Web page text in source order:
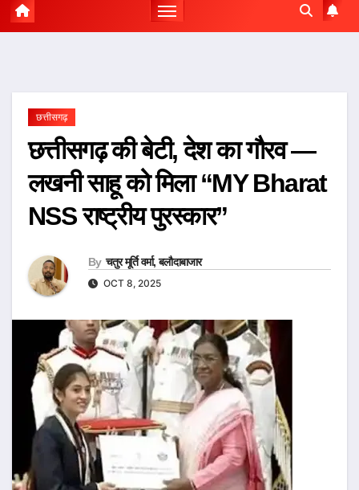
छत्तीसगढ़
छत्तीसगढ़ की बेटी, देश का गौरव —
लखनी साहू को मिला “MY Bharat
NSS राष्ट्रीय पुरस्कार”
By चतुर मूर्ति वर्मा, बलौदाबाजार
OCT 8, 2025